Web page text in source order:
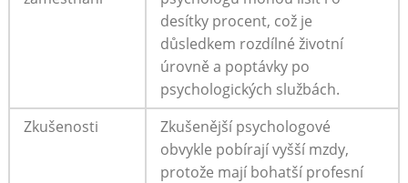
desítky procent, což je
důsledkem rozdílné životní
úrovně a poptávky po
psychologických službách.
Zkušenosti
Zkušenější psychologové
obvykle pobírají vyšší mzdy,
protože mají bohatší profesní